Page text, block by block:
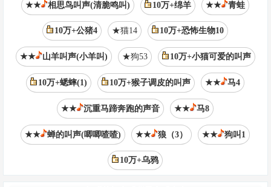
★★ 相思鸟叫声(清脆鸣叫) 10万+绵羊 ★★ 青蛙
10万+公猪4 ★猫14 10万+恐怖生物10
★★ 山羊叫声(小羊叫) ★狗53 10万+小猫可爱的叫声
10万+蟋蟀(1) 10万+猴子调皮的叫声 ★★ 马4
★★ 沉重马蹄奔跑的声音 ★★ 马8
★★ 蝉的叫声(唧唧喳喳) ★★ 狼（3） ★★ 狗叫1
10万+乌鸦